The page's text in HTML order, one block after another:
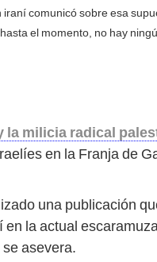
comunicó sobre esa
hasta el momento, no hay
la milicia radical
en la Franja de
una publicación
la actual
asevera.